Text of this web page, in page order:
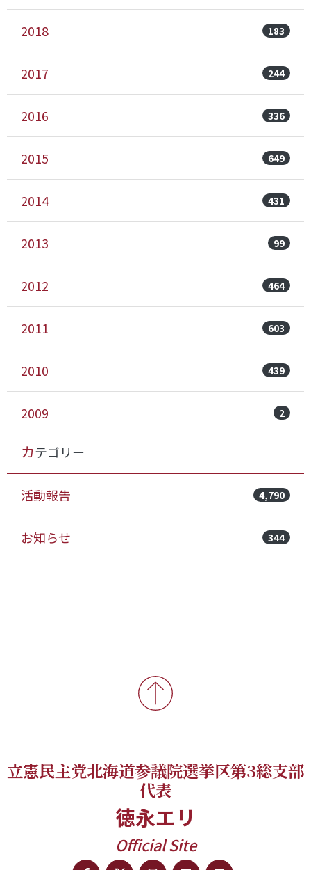
2018 183
2017 244
2016 336
2015 649
2014 431
2013 99
2012 464
2011 603
2010 439
2009 2
カテゴリー
活動報告 4,790
お知らせ 344
立憲民主党北海道参議院選挙区第3総支部
代表
徳永エリ
Official Site